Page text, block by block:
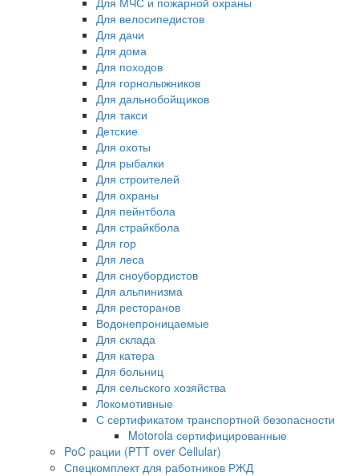
Для велосипедистов
Для дачи
Для дома
Для походов
Для горнолыжников
Для дальнобойщиков
Для такси
Детские
Для охоты
Для рыбалки
Для строителей
Для охраны
Для пейнтбола
Для страйкбола
Для гор
Для леса
Для сноубордистов
Для альпинизма
Для ресторанов
Водонепроницаемые
Для склада
Для катера
Для больниц
Для сельского хозяйства
Локомотивные
С сертификатом транспортной безопасности
Motorola сертифицированные
PoC рации (PTT over Cellular)
Спецкомплект для работников РЖД